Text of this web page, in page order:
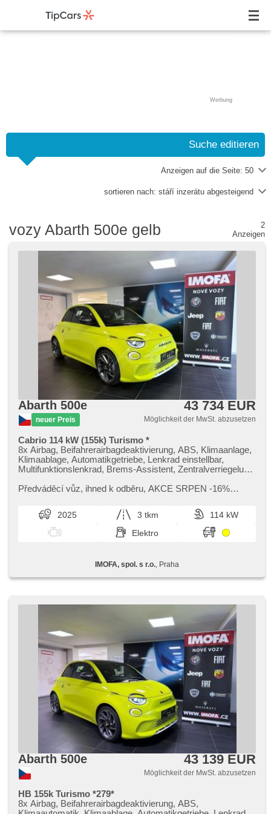
Werbung
Suche editieren
Anzeigen auf die Seite: 50
sortieren nach: stáří inzerátu abgesteigend
vozy Abarth 500e gelb
2
Anzeigen
Abarth 500e
neuer Preis
43 734 EUR
Möglichkeit der MwSt. abzusetzen
Cabrio 114 kW (155k) Turismo *
8x Airbag, Beifahrerairbagdeaktivierung, ABS, Klimaanlage,
Klimaablage, Automatikgetriebe, Lenkrad einstellbar,
Multifunktionslenkrad, Brems-Assistent, Zentralverriegelung,
Servolenkung, Ledersitze, Sportsitze, EDS, El.
Wegfahrsperre, El. Spiegel, beheizte Spiegel, Alufelgen,
Nebelscheinwerfer, Bordcomputer, Antriebsschlupfregelung
(ASR), Navigation, Scheibenwischersensor, Lichtsensor,
Sportfahrgestell, Elektronisches Stabilitätsprogramm (ESP),
Spot Anzeige, Uhr Spur, Überwachung der Ermüdung des
Fahrers, Bluetooth, digitální přístrojová deska, digitální
(DAB), asistent jízdy v koloně, Notbremsung (PEBS),
Předváděcí vůz,​ ihned k odběru,​ AKCE SRPEN ​-16%
875.041 Kč,​ 5 let FULL MAXIMUM CA...
2025 3 tkm
114 kW
Elektro
IMOFA, spol. s r.o. , Praha
Abarth 500e 43 139 EUR
Möglichkeit der MwSt. abzusetzen
HB 155k Turismo *279*
8x Airbag, Beifahrerairbagdeaktivierung, ABS,